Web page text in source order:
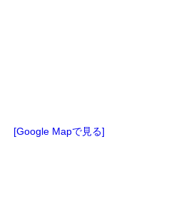
[Google Mapで見る]